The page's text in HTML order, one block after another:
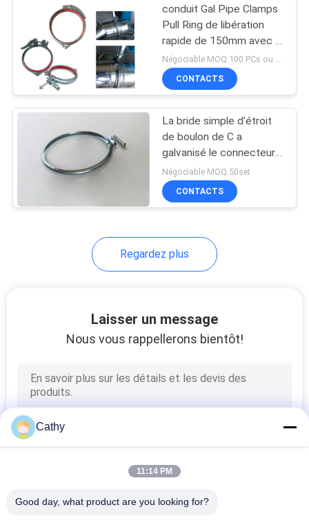
de F
conduit Gal Pipe Clamps
Pull Ring de libération
rapide de 150mm avec le
mécanisme de levier
Négociable MOQ:100 PCs ou négociations
CONTACTS
La bride simple d'étroit
de boulon de C a
galvanisé le connecteur
de tube de bride de
tuyau
Négociable MOQ:50set
CONTACTS
Regardez plus
Laisser un message
Nous vous rappellerons bientôt!
Cathy
11:14 PM
Good day, what product are you looking for?